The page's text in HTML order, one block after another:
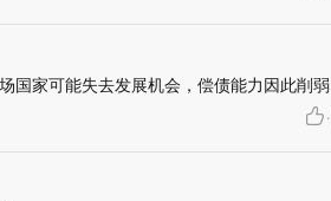
国家可能失去发展机会，偿债能力因此削弱
·